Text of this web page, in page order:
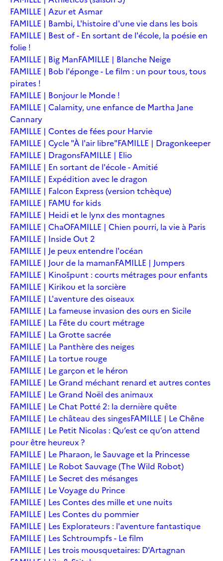
FAMILLE | Azur et Asmar
FAMILLE | Bambi, L'histoire d'une vie dans les bois
FAMILLE | Best of - En sortant de l'école, la poésie en
folie !
FAMILLE | Big ManFAMILLE | Blanche Neige
FAMILLE | Bob l'éponge - Le film : un pour tous, tous
pirates !
FAMILLE | Bonjour le Monde !
FAMILLE | Calamity, une enfance de Martha Jane
Cannary
FAMILLE | Contes de fées pour Harvie
FAMILLE | Cycle "À l'air libre"FAMILLE | Dragonkeeper
FAMILLE | DragonsFAMILLE | Elio
FAMILLE | En sortant de l'école - Amitié
FAMILLE | Expédition avec le dragon
FAMILLE | Falcon Express (version tchèque)
FAMILLE | FAMU for kids
FAMILLE | Heidi et le lynx des montagnes
FAMILLE | ChaOFAMILLE | Chien pourri, la vie à Paris
FAMILLE | Inside Out 2
FAMILLE | Je peux entendre l'océan
FAMILLE | Jour de la mamanFAMILLE | Jumpers
FAMILLE | Kinošpunt : courts métrages pour enfants
FAMILLE | Kirikou et la sorcière
FAMILLE | L'aventure des oiseaux
FAMILLE | La fameuse invasion des ours en Sicile
FAMILLE | La Fête du court métrage
FAMILLE | La Grotte sacrée
FAMILLE | La Panthère des neiges
FAMILLE | La tortue rouge
FAMILLE | Le garçon et le héron
FAMILLE | Le Grand méchant renard et autres contes
FAMILLE | Le Grand Noël des animaux
FAMILLE | Le Chat Potté 2: la dernière quête
FAMILLE | Le château des singesFAMILLE | Le Chêne
FAMILLE | Le Petit Nicolas : Qu’est ce qu’on attend
pour être heureux ?
FAMILLE | Le Pharaon, le Sauvage et la Princesse
FAMILLE | Le Robot Sauvage (The Wild Robot)
FAMILLE | Le Secret des mésanges
FAMILLE | Le Voyage du Prince
FAMILLE | Les Contes des mille et une nuits
FAMILLE | Les Contes du pommier
FAMILLE | Les Explorateurs : l'aventure fantastique
FAMILLE | Les Schtroumpfs - Le film
FAMILLE | Les trois mousquetaires: D'Artagnan